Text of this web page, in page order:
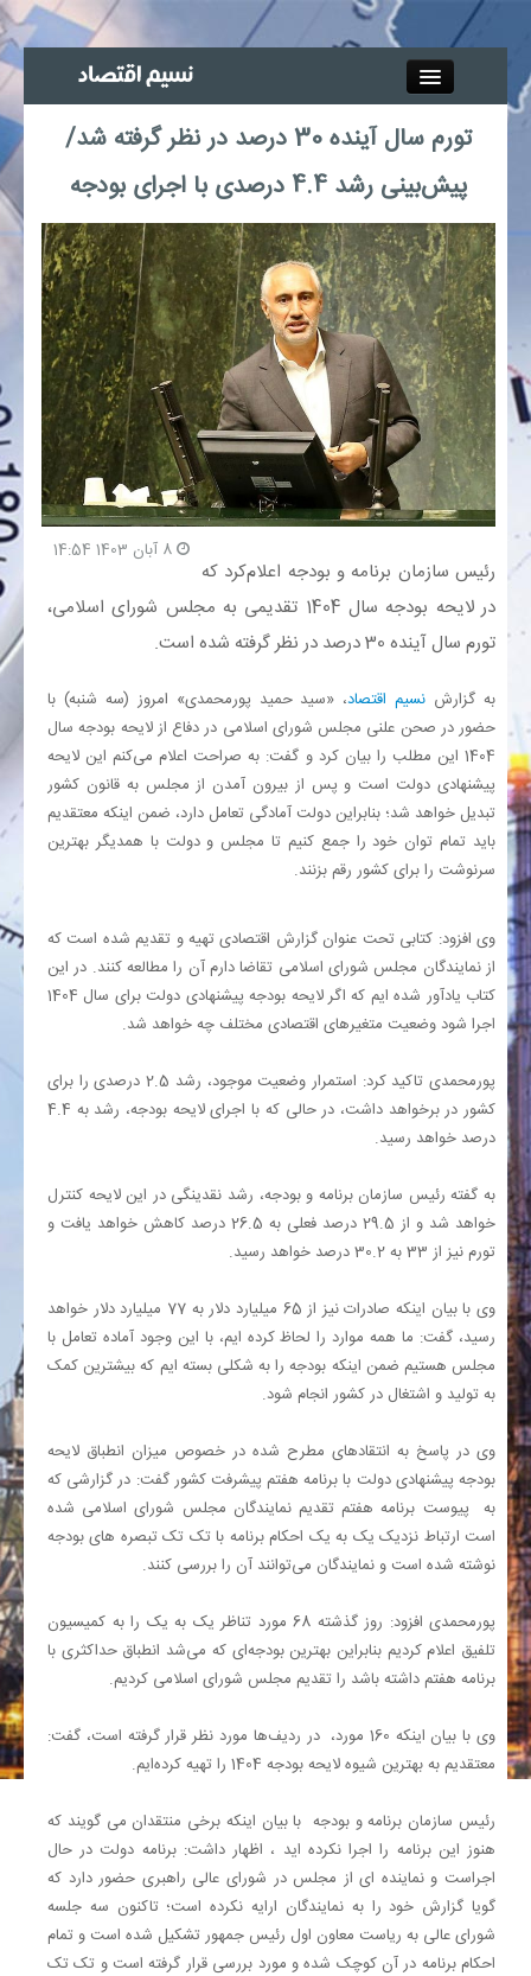
جذب خبرنگار
آگهی استخدام
پیوند‌ها
چند رسانه‌ای
اجتماعی
صنعت معدن و تجارت
بیمه و بورس
بانک
انرژی
اقتصاد
تورم سال آینده 30 درصد در نظر گرفته شد/
پیش‌بینی رشد 4.4 درصدی با اجرای بودجه
رئیس سازمان برنامه و بودجه اعلام‌کرد که
در لایحه بودجه سال 1404 تقدیمی به مجلس شورای اسلامی،
تورم سال آینده 30 درصد در نظر گرفته شده است.
به گزارش نسیم اقتصاد، «سید حمید پورمحمدی» امروز (سه شنبه) با
حضور در صحن علنی مجلس شورای اسلامی در دفاع از لایحه بودجه سال
1404 این مطلب را بیان کرد و گفت: به صراحت اعلام می‌کنم این لایحه
پیشنهادی دولت است و پس از بیرون آمدن از مجلس به قانون کشور
تبدیل خواهد شد؛ بنابراین دولت آمادگی تعامل دارد، ضمن اینکه معتقدیم
باید تمام توان خود را جمع کنیم تا مجلس و دولت با همدیگر بهترین
سرنوشت را برای کشور رقم بزنند.
وی افزود: کتابی تحت عنوان گزارش اقتصادی تهیه و تقدیم شده است که
از نمایندگان مجلس شورای اسلامی تقاضا دارم آن را مطالعه کنند. در این
کتاب یادآور شده ایم که اگر لایحه بودجه پیشنهادی دولت برای سال 1404
اجرا شود وضعیت متغیرهای اقتصادی مختلف چه خواهد شد.
پورمحمدی تاکید کرد: استمرار وضعیت موجود، رشد 2.5 درصدی را برای
کشور در برخواهد داشت، در حالی که با اجرای لایحه بودجه، رشد به 4.4
درصد خواهد رسید.
به گفته رئیس سازمان برنامه و بودجه، رشد نقدینگی در این لایحه کنترل
خواهد شد و از 29.5 درصد فعلی به 26.5 درصد کاهش خواهد یافت و
تورم نیز از 33 به 30.2 درصد خواهد رسید.
وی با بیان اینکه صادرات نیز از 65 میلیارد دلار به 77 میلیارد دلار خواهد
رسید، گفت: ما همه موارد را لحاظ کرده ایم، با این وجود آماده تعامل با
مجلس هستیم ضمن اینکه بودجه را به شکلی بسته ایم که بیشترین کمک
به تولید و اشتغال در کشور انجام شود.
وی در پاسخ به انتقادهای مطرح شده در خصوص میزان انطباق لایحه
بودجه پیشنهادی دولت با برنامه هفتم پیشرفت کشور گفت: در گزارشی که
به پیوست برنامه هفتم تقدیم نمایندگان مجلس شورای اسلامی شده
است ارتباط نزدیک یک به یک احکام برنامه با تک تک تبصره های بودجه
نوشته شده است و نمایندگان می‌توانند آن را بررسی کنند.
پورمحمدی افزود: روز گذشته 68 مورد تناظر یک به یک را به کمیسیون
تلفیق اعلام کردیم بنابراین بهترین بودجه‌ای که می‌شد انطباق حداکثری با
برنامه هفتم داشته باشد را تقدیم مجلس شورای اسلامی کردیم.
وی با بیان اینکه 160 مورد، در ردیف‌ها مورد نظر قرار گرفته است، گفت:
معتقدیم به بهترین شیوه لایحه بودجه 1404 را تهیه کرده‌ایم.
رئیس سازمان برنامه و بودجه با بیان اینکه برخی منتقدان می گویند که
هنوز این برنامه را اجرا نکرده اید ، اظهار داشت: برنامه دولت در حال
اجراست و نماینده ای از مجلس در شورای عالی راهبری حضور دارد که
گویا گزارش خود را به نمایندگان ارایه نکرده است؛ تاکنون سه جلسه
شورای عالی به ریاست معاون اول رئیس جمهور تشکیل شده است و تمام
احکام برنامه در آن کوچک شده و مورد بررسی قرار گرفته است و تک تک